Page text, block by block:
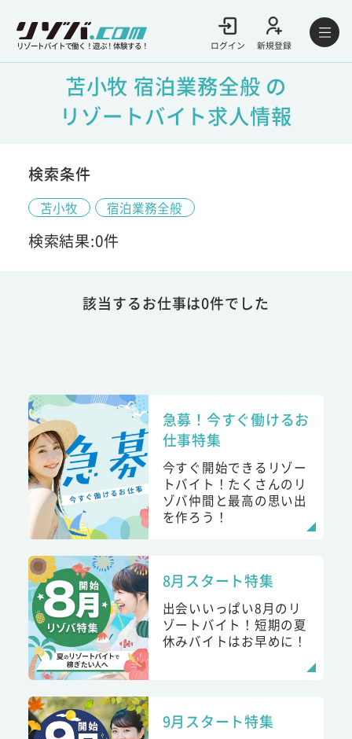
リゾートバイトで働く！遊ぶ！体験する！ ログイン 新規登録
苫小牧 宿泊業務全般 の
リゾートバイト求人情報
検索条件
苫小牧 宿泊業務全般
検索結果:0件
該当するお仕事は0件でした
急募！今すぐ働けるお
仕事特集
今すぐ開始できるリゾー
トバイト！たくさんのリ
ゾバ仲間と最高の思い出
を作ろう！
8月スタート特集
出会いいっぱい8月のリ
ゾートバイト！短期の夏
休みバイトはお早めに！
9月スタート特集